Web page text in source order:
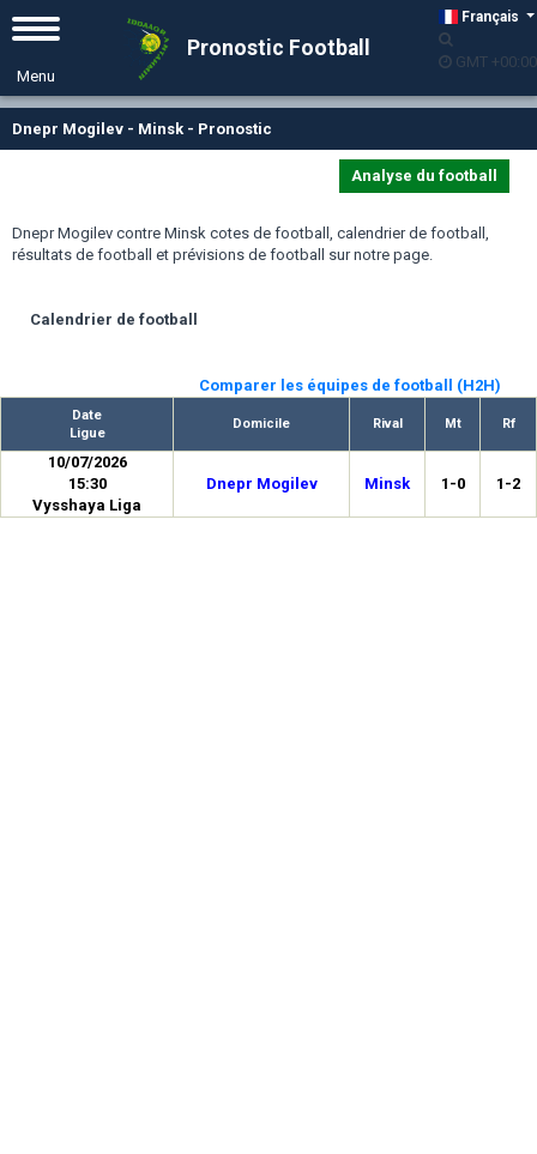
Français
GMT +00:00
Pronostic Football
Dnepr Mogilev - Minsk - Pronostic
Analyse du football
Dnepr Mogilev contre Minsk cotes de football, calendrier de football,
résultats de football et prévisions de football sur notre page.
Calendrier de football
Comparer les équipes de football (H2H)
Date
Ligue
Domicile Rival Mt Rf
10/07/2026
15:30
Vysshaya Liga
Dnepr Mogilev Minsk 1-0 1-2